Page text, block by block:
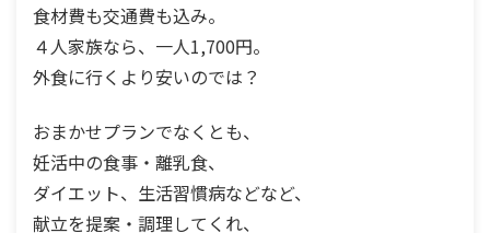
食材費も交通費も込み。
４人家族なら、一人1,700円。
外食に行くより安いのでは？
おまかせプランでなくとも、
妊活中の食事・離乳食、
ダイエット、生活習慣病などなど、
献立を提案・調理してくれ、